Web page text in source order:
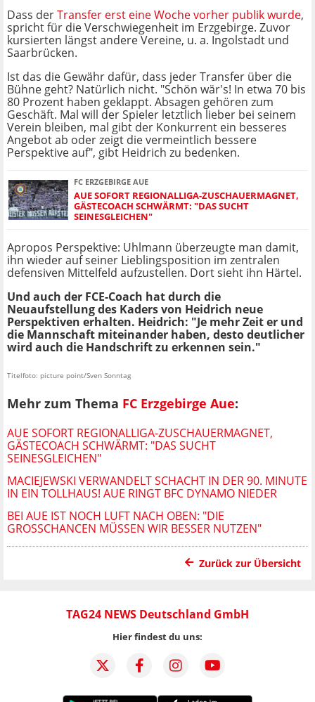
Dass derTransfer erst eine Woche vorher publik wurde,
spricht für die Verschwiegenheit im Erzgebirge. Zuvor
kursierten längst andere Vereine, u. a. Ingolstadt und
Saarbrücken.
Ist das die Gewähr dafür, dass jeder Transfer über die
Bühne geht? Natürlich nicht. "Schön wär's! In etwa 70 bis
80 Prozent haben geklappt. Absagen gehören zum
Geschäft. Mal will der Spieler letztlich lieber bei seinem
Verein bleiben, mal gibt der Konkurrent ein besseres
Angebot ab oder zeigt die vermeintlich bessere
Perspektive auf", gibt Heidrich zu bedenken.
FC ERZGEBIRGE AUE
AUE SOFORT REGIONALLIGA-ZUSCHAUERMAGNET,
GÄSTECOACH SCHWÄRMT: "DAS SUCHT
SEINESGLEICHEN"
Apropos Perspektive: Uhlmann überzeugte man damit,
ihn wieder auf seiner Lieblingsposition im zentralen
defensiven Mittelfeld aufzustellen. Dort sieht ihn Härtel.
Und auch der FCE-Coach hat durch die
Neuaufstellung des Kaders von Heidrich neue
Perspektiven erhalten. Heidrich: "Je mehr Zeit er und
die Mannschaft miteinander haben, desto deutlicher
wird auch die Handschrift zu erkennen sein."
Titelfoto: picture point/Sven Sonntag
Mehr zum Thema FC Erzgebirge Aue:
AUE SOFORT REGIONALLIGA-ZUSCHAUERMAGNET,
GÄSTECOACH SCHWÄRMT: "DAS SUCHT
SEINESGLEICHEN"
MACIEJEWSKI VERWANDELT SCHACHT IN DER 90. MINUTE
IN EIN TOLLHAUS! AUE RINGT BFC DYNAMO NIEDER
BEI AUE IST NOCH LUFT NACH OBEN: "DIE
GROSSCHANCEN MÜSSEN WIR BESSER NUTZEN"
Zurück zur Übersicht
TAG24 NEWS Deutschland GmbH
Hier findest du uns: